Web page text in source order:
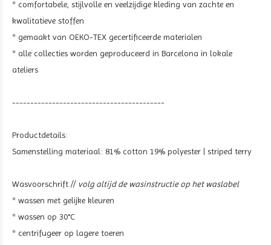
* comfortabele, stijlvolle en veelzijdige kleding van zachte en
kwalitatieve stoffen
* gemaakt van OEKO-TEX gecertificeerde materialen
* alle collecties worden geproduceerd in Barcelona in lokale
ateliers
------------------------------------------
Productdetails:
Samenstelling materiaal: 81% cotton 19% polyester | striped terry
Wasvoorschrift // volg altijd de wasinstructie op het waslabel
* wassen met gelijke kleuren
* wassen op 30°C
* centrifugeer op lagere toeren